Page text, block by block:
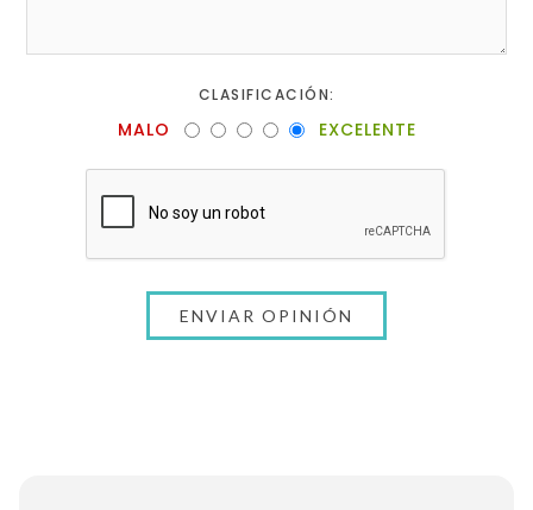
CLASIFICACIÓN:
MALO EXCELENTE